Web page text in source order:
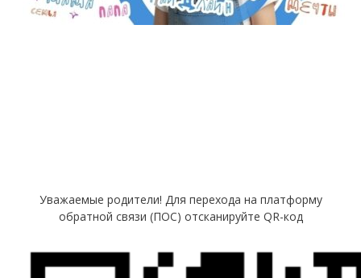
Уважаемые родители! Для перехода на платформу
обратной связи (ПОС) отсканируйте QR-код